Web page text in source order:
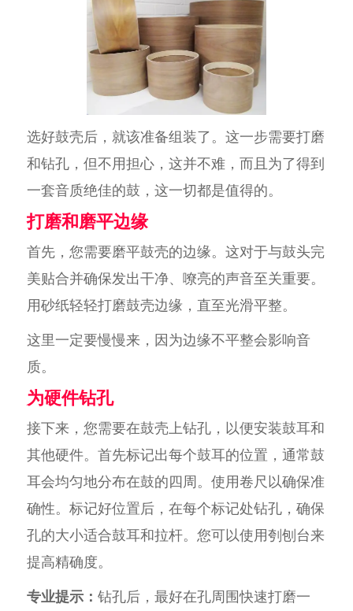
选好鼓壳后，就该准备组装了。这一步需要打磨
和钻孔，但不用担心，这并不难，而且为了得到
一套音质绝佳的鼓，这一切都是值得的。
打磨和磨平边缘
首先，您需要磨平鼓壳的边缘。这对于与鼓头完
美贴合并确保发出干净、嘹亮的声音至关重要。
用砂纸轻轻打磨鼓壳边缘，直至光滑平整。
这里一定要慢慢来，因为边缘不平整会影响音
质。
为硬件钻孔
接下来，您需要在鼓壳上钻孔，以便安装鼓耳和
其他硬件。首先标记出每个鼓耳的位置，通常鼓
耳会均匀地分布在鼓的四周。使用卷尺以确保准
确性。标记好位置后，在每个标记处钻孔，确保
孔的大小适合鼓耳和拉杆。您可以使用刳刨台来
提高精确度。
专业提示： 钻孔后，最好在孔周围快速打磨一